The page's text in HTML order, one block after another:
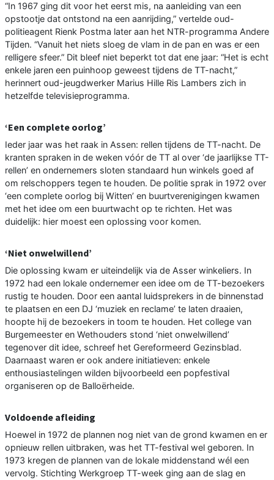
“In 1967 ging dit voor het eerst mis, na aanleiding van een
opstootje dat ontstond na een aanrijding,” vertelde oud-
politieagent Rienk Postma later aan het NTR-programma Andere
Tijden. “Vanuit het niets sloeg de vlam in de pan en was er een
relligere sfeer.” Dit bleef niet beperkt tot dat ene jaar: “Het is echt
enkele jaren een puinhoop geweest tijdens de TT-nacht,”
herinnert oud-jeugdwerker Marius Hille Ris Lambers zich in
hetzelfde televisieprogramma.
‘Een complete oorlog’
Ieder jaar was het raak in Assen: rellen tijdens de TT-nacht. De
kranten spraken in de weken vóór de TT al over ‘de jaarlijkse TT-
rellen’ en ondernemers sloten standaard hun winkels goed af
om relschoppers tegen te houden. De politie sprak in 1972 over
‘een complete oorlog bij Witten’ en buurtverenigingen kwamen
met het idee om een buurtwacht op te richten. Het was
duidelijk: hier moest een oplossing voor komen.
‘Niet onwelwillend’
Die oplossing kwam er uiteindelijk via de Asser winkeliers. In
1972 had een lokale ondernemer een idee om de TT-bezoekers
rustig te houden. Door een aantal luidsprekers in de binnenstad
te plaatsen en een DJ ‘muziek en reclame’ te laten draaien,
hoopte hij de bezoekers in toom te houden. Het college van
Burgemeester en Wethouders stond ‘niet onwelwillend’
tegenover dit idee, schreef het Gereformeerd Gezinsblad.
Daarnaast waren er ook andere initiatieven: enkele
enthousiastelingen wilden bijvoorbeeld een popfestival
organiseren op de Balloërheide.
Voldoende afleiding
Hoewel in 1972 de plannen nog niet van de grond kwamen en er
opnieuw rellen uitbraken, was het TT-festival wel geboren. In
1973 kregen de plannen van de lokale middenstand wél een
vervolg. Stichting Werkgroep TT-week ging aan de slag en